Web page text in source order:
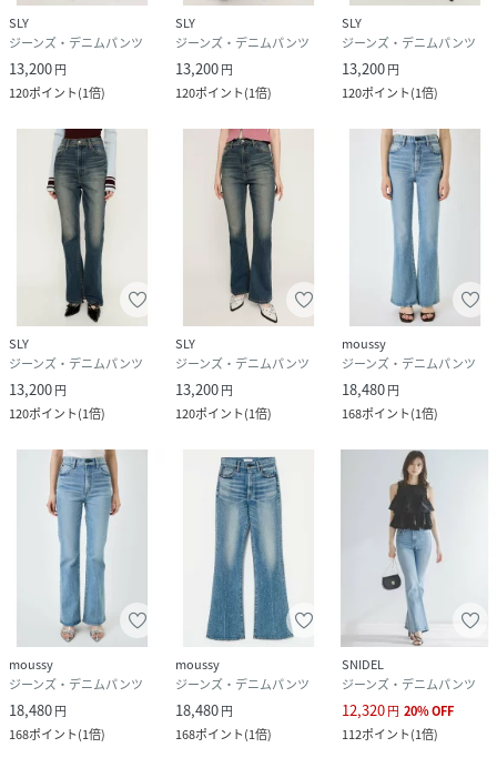
・着用や洗濯につれ退色し、独特な色変化が生じます。
・雨や汗等の湿った状態、着用や洗濯、クリーニングによっ
て他の衣類、雑貨、家具等に色落ちします。
・白・淡色との組み合わせは避けて下さい。
日光や蛍光灯の光に長時間さらさないようご注意下さい。
・クラッシュやダメージ加工の製品は、着用や洗濯につれて
加工箇所の広がりが生じる事がありますがご了承下さい。
・着用や洗濯につれ多少の縮みやネジレ(製品がねじれて見え
る状態)が生じる事があります。
・ボタンやリベットなどの金属部分を使用している場合は突
起部分で人体や対象物にキズを負わせる恐れがありますので
ご注意下さい。
・染色特性上、着用やクリーニングを繰り返すにつれ徐々に
白化や染料・顔料の脱落が生じ、独特な色合いをお楽しみい
ただけます。
・濃色品は、摩擦により他の衣料、雑貨、家具類に色落ちし
・白、淡色との組み合
性別タイプ
原産国
素材
コットン：
98ポリウレタン：
サイズ 22inch、23inch、24inch、25inch、26inch
SLY
ジーンズ・デニムパンツ
13,200円
120ポイント(1倍)
SLY
ジーンズ・デニムパンツ
13,200円
120ポイント(1倍)
SLY
ジーンズ・デニムパンツ
13,200円
120ポイント(1倍)
SLY
ジーンズ・デニムパンツ
13,200円
120ポイント(1倍)
SLY
ジーンズ・デニムパンツ
13,200円
120ポイント(1倍)
moussy
ジーンズ・デニムパンツ
18,480円
168ポイント(1倍)
moussy
ジーンズ・デニムパンツ
18,480円
168ポイント(1倍)
moussy
ジーンズ・デニムパンツ
18,480円
168ポイント(1倍)
SNIDEL
ジーンズ・デニムパンツ
12,320円 20%OFF
112ポイント(1倍)